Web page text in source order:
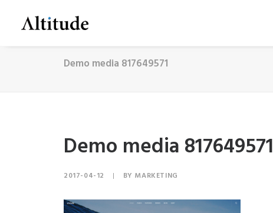
Demo media 817649571
Demo media 817649571
2017-04-12 | BY MARKETING